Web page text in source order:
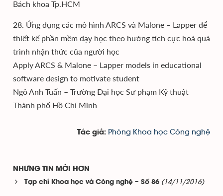
Bách khoa Tp.HCM
28. Ứng dụng các mô hình ARCS và Malone – Lapper để
thiết kế phần mềm dạy học theo hướng tích cực hoá quá
trình nhận thức của người học
Apply ARCS & Malone – Lapper models in educational
software design to motivate student
Ngô Anh Tuấn – Trường Đại học Sư phạm Kỹ thuật
Thành phố Hồ Chí Minh
Tác giả: Phòng Khoa học Công nghệ
NHỮNG TIN MỚI HƠN
Tạp chí Khoa học và Công nghệ – Số 86 (14/11/2016)